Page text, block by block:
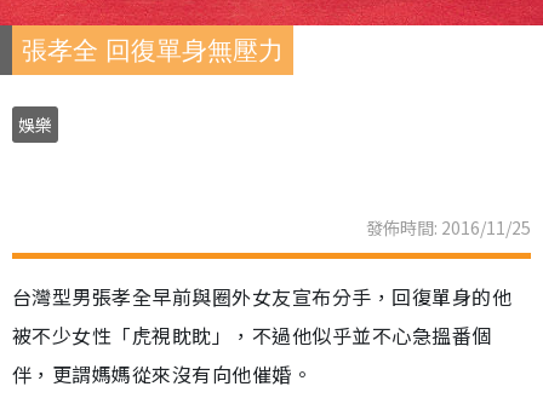
張孝全 回復單身無壓力
娛樂
發佈時間: 2016/11/25
台灣型男張孝全早前與圈外女友宣布分手，回復單身的他
被不少女性「虎視眈眈」，不過他似乎並不心急搵番個
伴，更謂媽媽從來沒有向他催婚。